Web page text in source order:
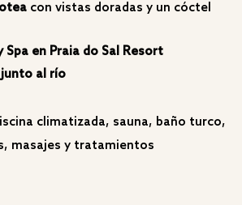
con vistas doradas y un cóctel
Spa en Praia do Sal Resort
al río
climatizada, sauna, baño turco,
masajes y tratamientos